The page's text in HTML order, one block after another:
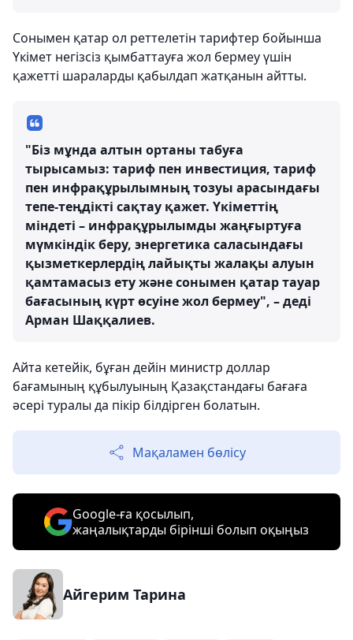
Сонымен қатар ол реттелетін тарифтер бойынша
Үкімет негізсіз қымбаттауға жол бермеу үшін
қажетті шараларды қабылдап жатқанын айтты.
"Біз мұнда алтын ортаны табуға
тырысамыз: тариф пен инвестиция, тариф
пен инфрақұрылымның тозуы арасындағы
тепе-теңдікті сақтау қажет. Үкіметтің
міндеті – инфрақұрылымды жаңғыртуға
мүмкіндік беру, энергетика саласындағы
қызметкерлердің лайықты жалақы алуын
қамтамасыз ету және сонымен қатар тауар
бағасының күрт өсуіне жол бермеу", – деді
Арман Шаққалиев.
Айта кетейік, бұған дейін министр доллар
бағамының құбылуының Қазақстандағы бағаға
әсері туралы да пікір білдірген болатын.
Мақаламен бөлісу
Google-ға қосылып,
жаңалықтарды бірінші болып оқыңыз
Айгерим Тарина